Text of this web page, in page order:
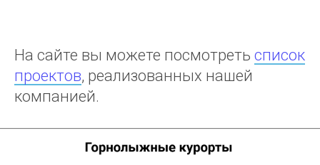
На сайте вы можете посмотреть список
проектов, реализованных нашей
компанией.